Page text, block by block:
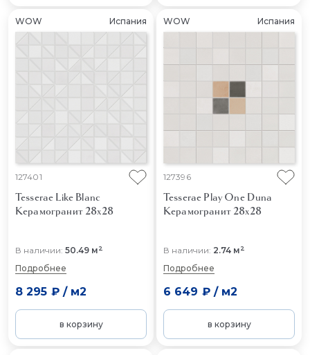
WOW Испания
127401
Tesserae Like Blanc
Керамогранит 28x28
В наличии: 50.49 м2
Подробнее
8 295 ₽/ м2
в корзину
WOW Испания
127396
Tesserae Play One Duna
Керамогранит 28x28
В наличии: 2.74 м2
Подробнее
6 649 ₽/ м2
в корзину